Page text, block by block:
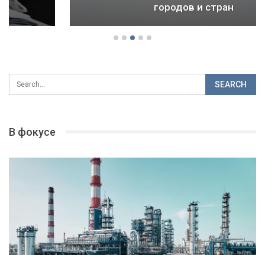
городов и стран
В фокусе